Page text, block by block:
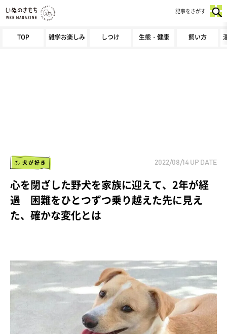
TOP 雑学お楽しみ しつけ 生態・健康 飼い方
記事をさがす
犬が好き 2022/08/14 UP DATE
心を閉ざした野犬を家族に迎えて、2年が経
過 困難をひとつずつ乗り越えた先に見え
た、確かな変化とは